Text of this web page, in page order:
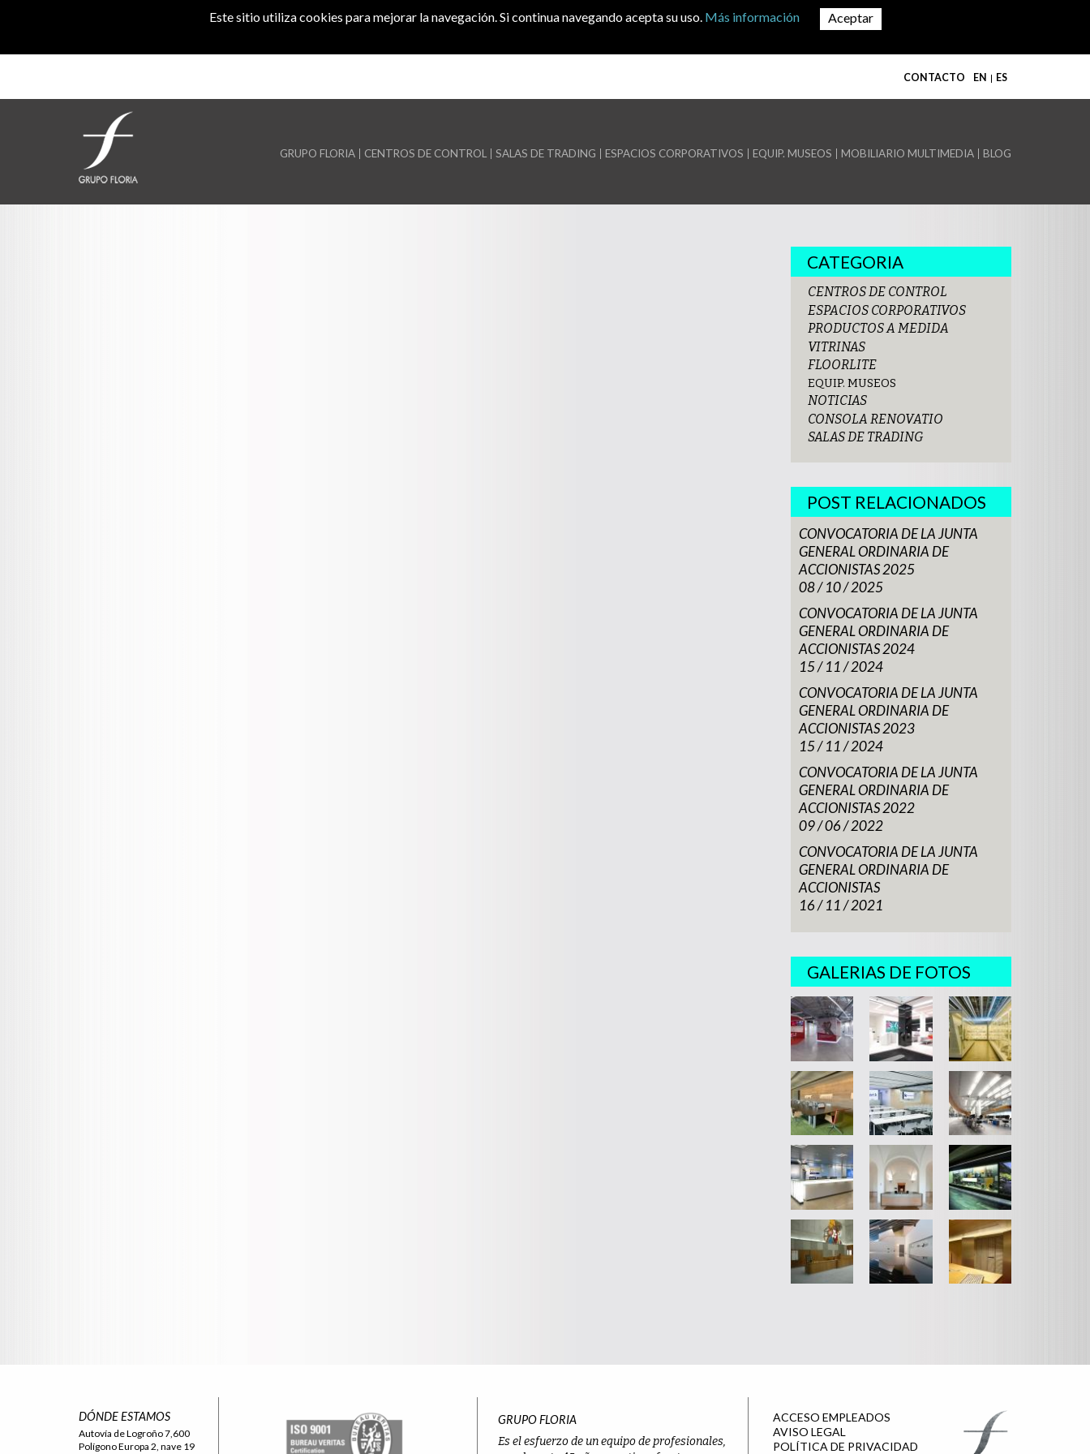
Este sitio utiliza cookies para mejorar la navegación. Si continua navegando acepta su uso. Más información
EN ES
CONTACTO
GRUPO FLORIA CENTROS DE CONTROL SALAS DE TRADING ESPACIOS CORPORATIVOS EQUIP. MUSEOS MOBILIARIO MULTIMEDIA BLOG
CATEGORIA
CENTROS DE CONTROL
ESPACIOS CORPORATIVOS
PRODUCTOS A MEDIDA
VITRINAS
FLOORLITE
EQUIP. MUSEOS
NOTICIAS
CONSOLA RENOVATIO
SALAS DE TRADING
POST RELACIONADOS
CONVOCATORIA DE LA JUNTA
GENERAL ORDINARIA DE
ACCIONISTAS 2025
08 / 10 / 2025
CONVOCATORIA DE LA JUNTA
GENERAL ORDINARIA DE
ACCIONISTAS 2024
15 / 11 / 2024
CONVOCATORIA DE LA JUNTA
GENERAL ORDINARIA DE
ACCIONISTAS 2023
15 / 11 / 2024
CONVOCATORIA DE LA JUNTA
GENERAL ORDINARIA DE
ACCIONISTAS 2022
09 / 06 / 2022
CONVOCATORIA DE LA JUNTA
GENERAL ORDINARIA DE
ACCIONISTAS
16 / 11 / 2021
GALERIAS DE FOTOS
DÓNDE ESTAMOS
Autovía de Logroño 7,600
Polígono Europa 2, nave 19
GRUPO FLORIA
Es el esfuerzo de un equipo de profesionales,
ACCESO EMPLEADOS
AVISO LEGAL
POLÍTICA DE PRIVACIDAD